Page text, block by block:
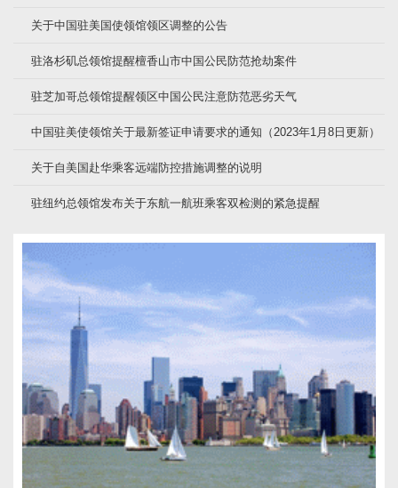
关于中国驻美国使领馆领区调整的公告
驻洛杉矶总领馆提醒檀香山市中国公民防范抢劫案件
驻芝加哥总领馆提醒领区中国公民注意防范恶劣天气
中国驻美使领馆关于最新签证申请要求的通知（2023年1月8日更新）
关于自美国赴华乘客远端防控措施调整的说明
驻纽约总领馆发布关于东航一航班乘客双检测的紧急提醒